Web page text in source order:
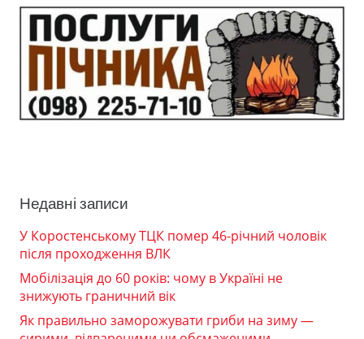
Недавні записи
У Коростенському ТЦК помер 46-річний чоловік
після проходження ВЛК
Мобілізація до 60 років: чому в Україні не
знижують граничний вік
Як правильно заморожувати гриби на зиму —